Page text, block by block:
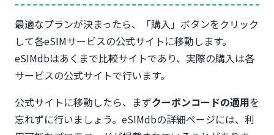
最適なプランが決まったら、「購入」ボタンをクリック
して各eSIMサービスの公式サイトに移動します。
eSIMdbはあくまで比較サイトであり、実際の購入は各
サービスの公式サイトで行います。
公式サイトに移動したら、まずクーポンコードの適用を
忘れずに行いましょう。eSIMdbの詳細ページには、利